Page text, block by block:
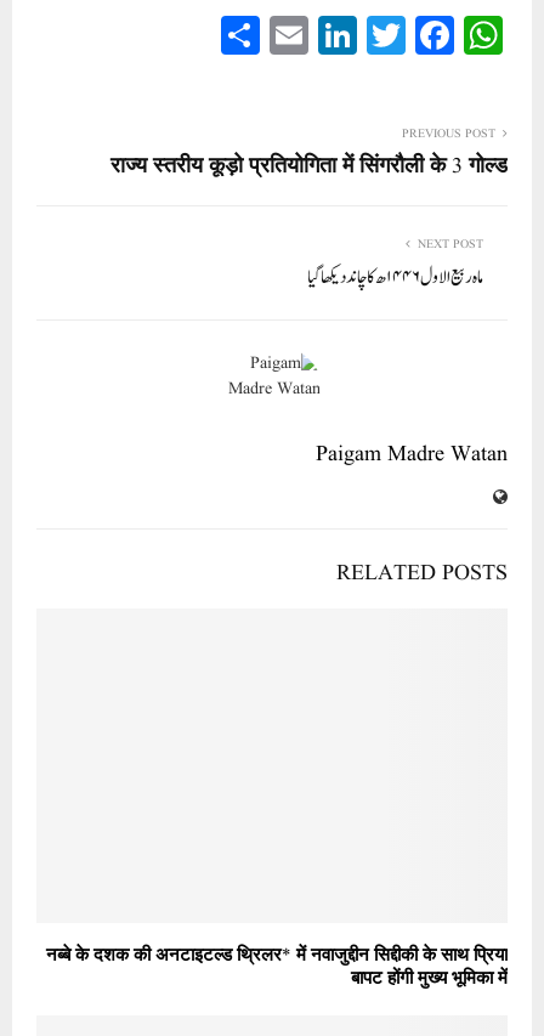
W
ha
A
pp
Fa
ce
ok
T
wi
r
Li
nk
In
E
m
PREVIOUS POST
राज्य स्तरीय कूड़ो प्रतियोगिता में सिंगरौली के 3 गोल्ड
NEXT POST
ماہ ربیع الاول ۱۴۴۶ھ کا چانددیکھا گیا
Paigam Madre Watan
RELATED POSTS
नब्बे के दशक की अनटाइटल्ड थ्रिलर* में नवाजुद्दीन सिद्दीकी के साथ प्रिया
बापट होंगी मुख्य भूमिका में